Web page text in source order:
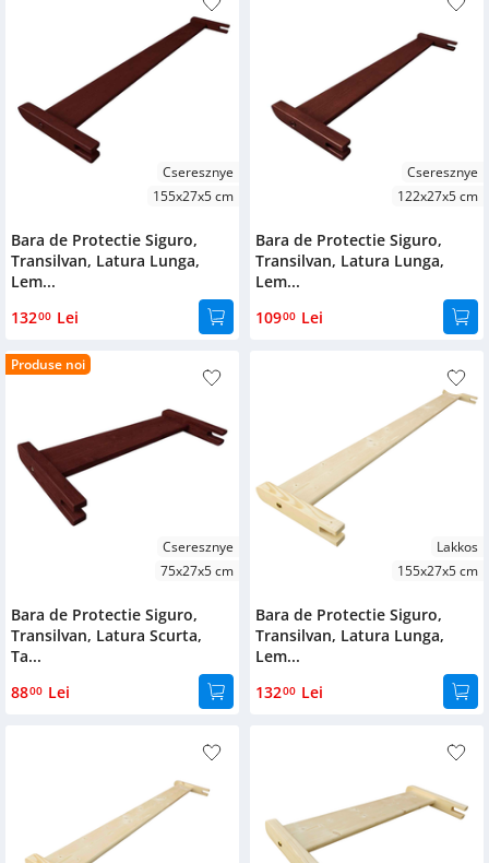
Cseresznye
155x27x5 cm
Bara de Protectie Siguro,
Transilvan, Latura Lunga,
Lem...
13200 Lei
Cseresznye
122x27x5 cm
Bara de Protectie Siguro,
Transilvan, Latura Lunga,
Lem...
10900 Lei
Produse noi
Cseresznye
75x27x5 cm
Bara de Protectie Siguro,
Transilvan, Latura Scurta,
Ta...
8800 Lei
Lakkos
155x27x5 cm
Bara de Protectie Siguro,
Transilvan, Latura Lunga,
Lem...
13200 Lei